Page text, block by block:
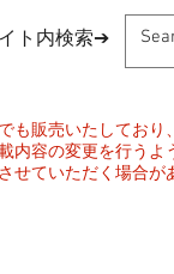
ト内検索➔
販売いたしており
内容の変更を行う
ていただく場合が